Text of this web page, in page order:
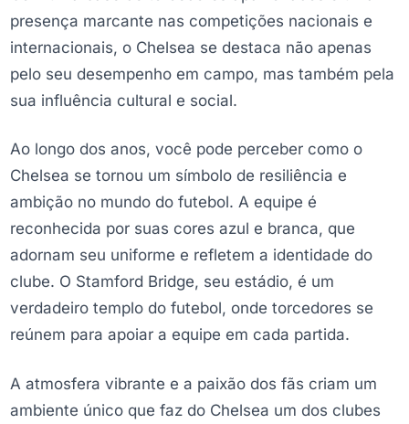
presença marcante nas competições nacionais e
internacionais, o Chelsea se destaca não apenas
pelo seu desempenho em campo, mas também pela
sua influência cultural e social.
Ao longo dos anos, você pode perceber como o
Chelsea se tornou um símbolo de resiliência e
ambição no mundo do futebol. A equipe é
reconhecida por suas cores azul e branca, que
adornam seu uniforme e refletem a identidade do
clube. O Stamford Bridge, seu estádio, é um
verdadeiro templo do futebol, onde torcedores se
reúnem para apoiar a equipe em cada partida.
A atmosfera vibrante e a paixão dos fãs criam um
ambiente único que faz do Chelsea um dos clubes